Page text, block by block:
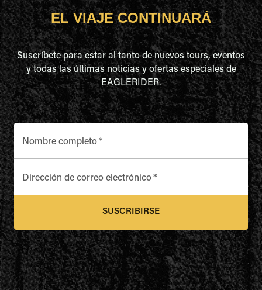
EL VIAJE CONTINUARÁ
Suscríbete para estar al tanto de nuevos tours, eventos
y todas las últimas noticias y ofertas especiales de
EAGLERIDER.
Nombre completo*
Dirección de correo electrónico*
SUSCRIBIRSE